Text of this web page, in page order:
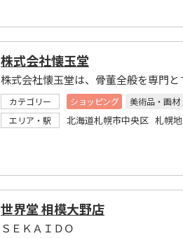
株式会社懐玉堂
株式会社懐玉堂は、骨董全般を専門と
カテゴリー ショッピング
美術品・画材
エリア・駅
北海道札幌市中央区 札幌
世界堂 相模大野店
ＳＥＫＡＩＤＯ